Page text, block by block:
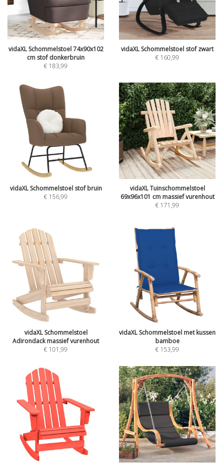
vidaXL Schommelstoel 74x90x102
cm stof donkerbruin
€ 183,99
vidaXL Schommelstoel stof zwart
€ 160,99
vidaXL Schommelstoel stof bruin
€ 156,99
vidaXL Tuinschommelstoel
69x96x101 cm massief vurenhout
€ 171,99
vidaXL Schommelstoel
Adirondack massief vurenhout
€ 101,99
vidaXL Schommelstoel met kussen
bamboe
€ 153,99